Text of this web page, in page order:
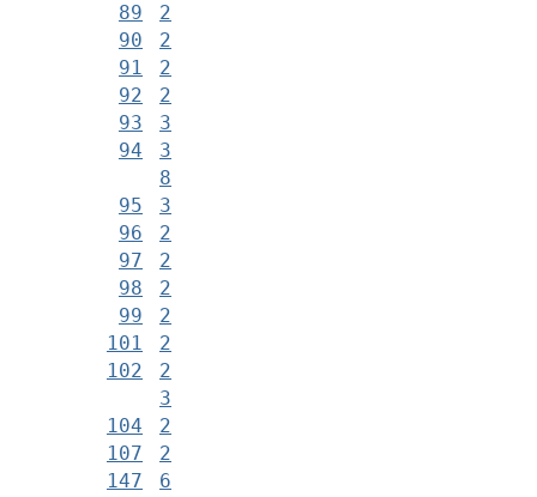
89
2
90
2
91
2
92
2
93
3
94
3
8
95
3
96
2
97
2
98
2
99
2
101
2
102
2
3
104
2
107
2
147
6